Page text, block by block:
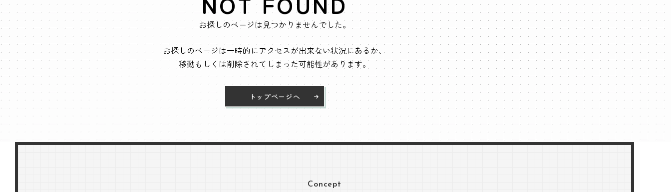
お探しのページは見つかりませんでした。
お探しのページは一時的にアクセスが出来ない状況にあるか、
移動もしくは削除されてしまった可能性があります。
トップページへ
Concept